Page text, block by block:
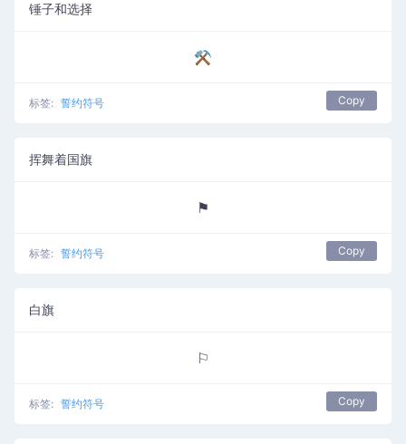
锤子和选择
⚒
标签: 誓约符号 Copy
挥舞着国旗
⚑
标签: 誓约符号 Copy
白旗
⚐
标签: 誓约符号 Copy